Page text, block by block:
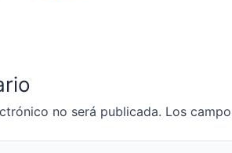
no será publicada. Los